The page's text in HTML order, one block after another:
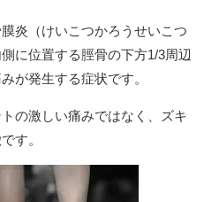
炎（けいこつかろうせいこつ
に位置する脛骨の下方1/3周辺
が発生する症状です。
の激しい痛みではなく、ズキ
す。